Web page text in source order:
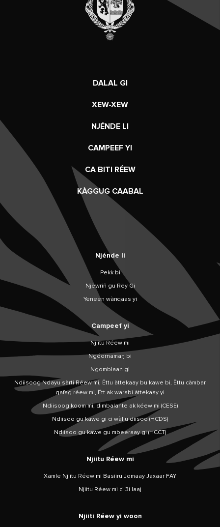
DALAL GI
XEW-XEW
NJÉNDE LI
CAMPEEF YI
CA BITI RÉEW
KÀGGUG CAABAL
Njénde li
Pekk bi
Njëwriñ gu Rëy Gi
Yeneen wànqaas yi
Campeef yi
Njiitu Réew mi
Ngóornamaŋ bi
Ngomblaan gi
Ndiisoog Ndayu sàrti Réew mi, Ëttu àttekaay bu kawe bi, Ëttu càmbar
gafag réew mi, Ëtt ak warabi àttekaay yi
Ndiisoog koom mi, dimbalante ak kéew mi (CESE)
Ndiisoo gu kawe gi ci wàllu diisoo (HCDS)
Ndiisoo gu kawe gu mbeeraay gi (HCCT)
Njiitu Réew mi
Xamle Njiitu Réew mi Basiiru Jomaay Jaxaar FAY
Njiitu Réew mi ci 3i laaj
Njiiti Réew yi woon